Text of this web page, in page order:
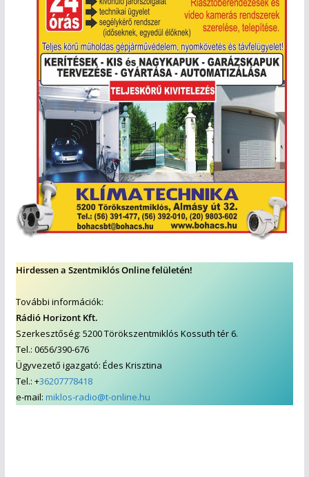
Hirdessen a Szentmiklós Online felületén!
További információk:
Rádió Horizont Kft.
Szerkesztőség: 5200 Törökszentmiklós Kossuth tér 6.
Tel.: 0656/390-676
Ügyvezető igazgató: Édes Krisztina
Tel.: +36207778418
e-mail: miklos-radio@t-online.hu